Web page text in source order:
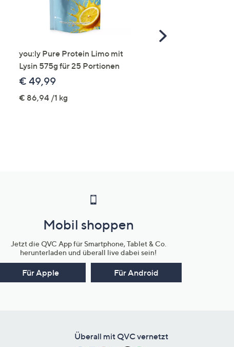
you:ly Pure Protein Limo mit
Lysin 575g für 25 Portionen
€ 49,99
€ 86,94 /1 kg
Scroll
Mobil shoppen
Jetzt die QVC App für Smartphone, Tablet & Co.
herunterladen und überall live dabei sein!
Für Apple Für Android
Überall mit QVC vernetzt